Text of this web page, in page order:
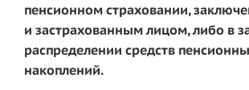
пенсионном страховании,
и застрахованным лицом, либо в
распределении средств
накоплений.